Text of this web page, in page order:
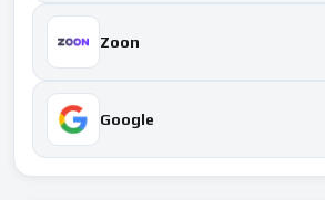
Zoon
Google